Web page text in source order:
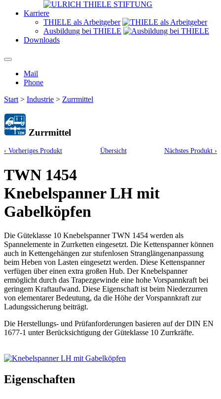
Karriere
THIELE als Arbeitgeber
Ausbildung bei THIELE
Downloads
Mail
Phone
Start > Industrie > Zurrmittel
Zurrmittel
‹ Vorheriges Produkt Übersicht Nächstes Produkt ›
TWN 1454
Knebelspanner LH mit
Gabelköpfen
Die Güteklasse 10 Knebelspanner TWN 1454 werden als
Spannelemente in Zurrketten eingesetzt. Die Kettenspanner können
auch in Kettengehängen zur stufenlosen Stranglängenanpassung
beim Heben von Lasten eingesetzt werden. Diese Kettenspanner
verfügen über einen extra großen Hub. Der Knebelspanner
ermöglicht durch das Trapezgewinde eine hohe Vorspannkraft bei
geringem Kraftaufwand. Diese Eigenschaft ist beim Niederzurren
von elementarer Bedeutung, da die Höhe der Vorspannkraft zur
Ladungssicherung beiträgt.
Die Herstellungs- und Prüfanforderungen basieren auf der DIN EN
1677-1 unter Berücksichtigung der Güteklasse 10 Zurrkräfte.
Eigenschaften